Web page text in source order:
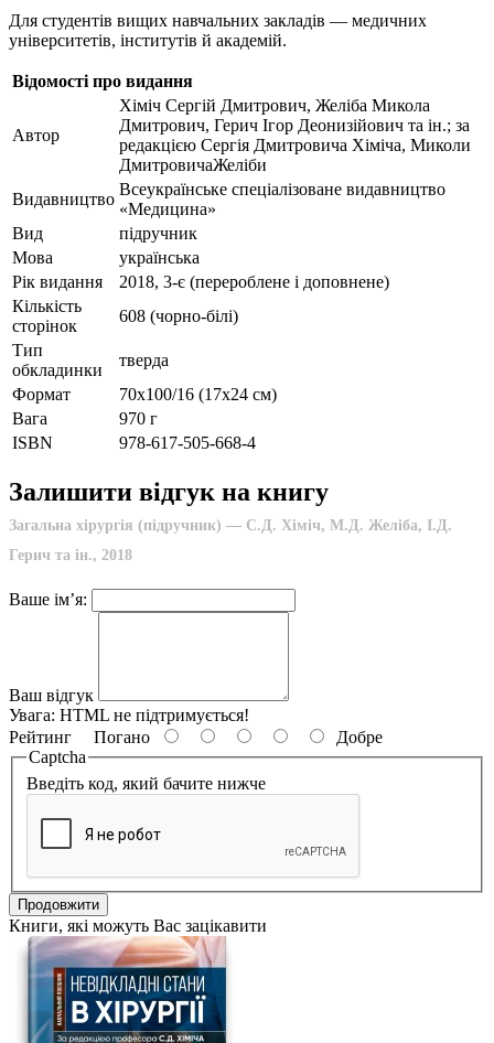
Для студентів вищих навчальних закладів — медичних
університетів, інститутів й академій.
Відомості про видання
Автор
Хіміч Сергій Дмитрович, Желіба Микола
Дмитрович, Герич Ігор Деонизійович та ін.; за
редакцією Сергія Дмитровича Хіміча, Миколи
ДмитровичаЖеліби
Видавництво
Всеукраїнське спеціалізоване видавництво
«Медицина»
Вид
підручник
Мова
українська
Рік видання
2018, 3-є (перероблене і доповнене)
Кількість
сторінок
608 (чорно-білі)
Тип
обкладинки
тверда
Формат
70х100/16 (17х24 см)
Вага
970 г
ISBN
978-617-505-668-4
Залишити відгук на книгу
Загальна хірургія (підручник) — С.Д. Хіміч, М.Д. Желіба, І.Д.
Герич та ін., 2018
Ваше ім’я:
Ваш відгук
Увага: HTML не підтримується!
Рейтинг Погано
Добре
Captcha
Введіть код, який бачите нижче
Продовжити
Книги, які можуть Вас зацікавити